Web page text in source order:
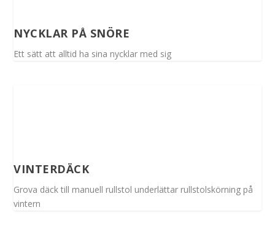
NYCKLAR PÅ SNÖRE
Ett sätt att alltid ha sina nycklar med sig
VINTERDÄCK
Grova däck till manuell rullstol underlättar rullstolskörning på
vintern